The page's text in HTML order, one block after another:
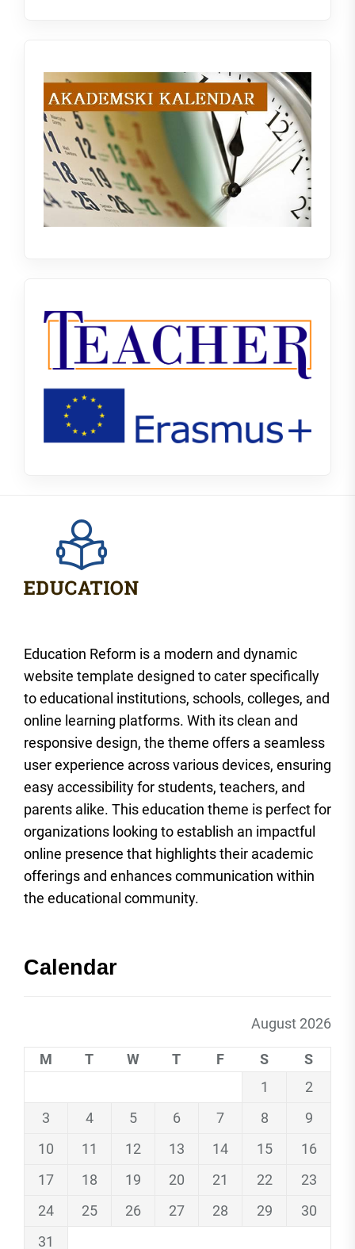
Education Reform is a modern and dynamic
website template designed to cater specifically
to educational institutions, schools, colleges, and
online learning platforms. With its clean and
responsive design, the theme offers a seamless
user experience across various devices, ensuring
easy accessibility for students, teachers, and
parents alike. This education theme is perfect for
organizations looking to establish an impactful
online presence that highlights their academic
offerings and enhances communication within
the educational community.
Calendar
August 2026
M T W T F S
S
1
2
3
4 5 6 7 8
9
10
11 12 13 14 15
16
17
18 19 20 21 22
23
24
25 26 27 28 29
30
31